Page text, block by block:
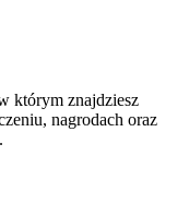
którym znajdziesz
nagrodach oraz